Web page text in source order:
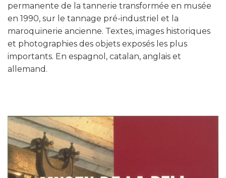
permanente de la tannerie transformée en musée
en 1990, sur le tannage pré-industriel et la
maroquinerie ancienne. Textes, images historiques
et photographies des objets exposés les plus
importants. En espagnol, catalan, anglais et
allemand.